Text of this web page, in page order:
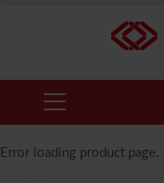
Error loading product page.